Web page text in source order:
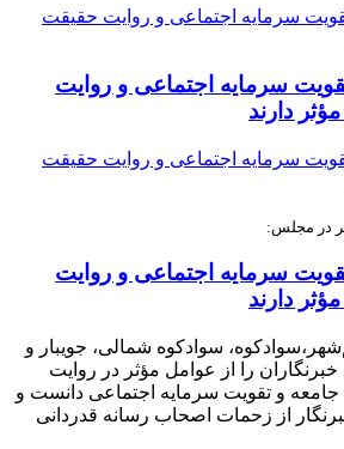
سرمایه اجتماعی و روایت
دارند
در مجلس:
سرمایه اجتماعی و روایت
دارند
سوادکوه شمالی، جویبار و
را از عوامل مؤثر در روایت
و تقویت سرمایه اجتماعی دانست و
از زحمات اصحاب رسانه قدردانی